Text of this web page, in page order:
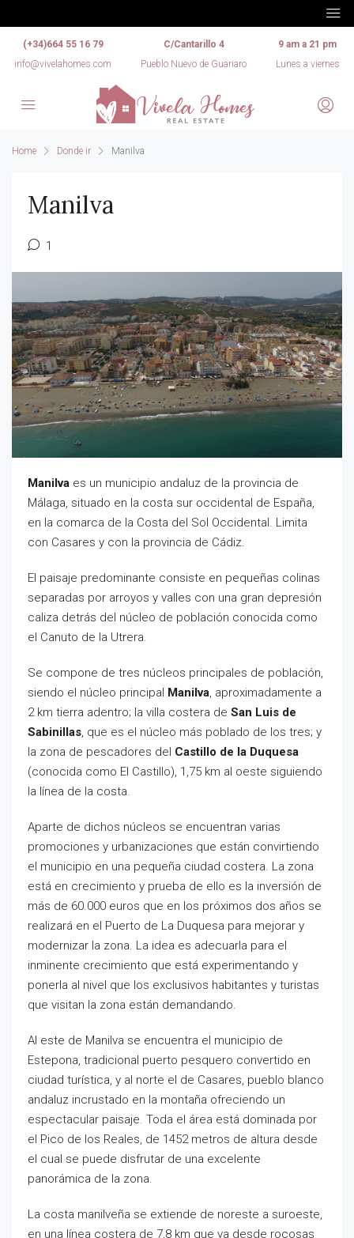
(+34)664 55 16 79
info@vivelahomes.com
C/Cantarillo 4
Pueblo Nuevo de Guariaro
9 am a 21 pm
Lunes a viernes
Home Donde ir Manilva
Manilva
1
Manilva es un municipio andaluz de la provincia de
Málaga, situado en la costa sur occidental de España,
en la comarca de la Costa del Sol Occidental. Limita
con Casares y con la provincia de Cádiz.
El paisaje predominante consiste en pequeñas colinas
separadas por arroyos y valles con una gran depresión
caliza detrás del núcleo de población conocida como
el Canuto de la Utrera.
Se compone de tres núcleos principales de población,
siendo el núcleo principal Manilva, aproximadamente a
2 km tierra adentro; la villa costera de San Luis de
Sabinillas, que es el núcleo más poblado de los tres; y
la zona de pescadores del Castillo de la Duquesa
(conocida como El Castillo), 1,75 km al oeste siguiendo
la línea de la costa.
Aparte de dichos núcleos se encuentran varias
promociones y urbanizaciones que están convirtiendo
el municipio en una pequeña ciudad costera. La zona
está en crecimiento y prueba de ello es la inversión de
más de 60.000 euros que en los próximos dos años se
realizará en el Puerto de La Duquesa para mejorar y
modernizar la zona. La idea es adecuarla para el
inminente crecimiento que está experimentando y
ponerla al nivel que los exclusivos habitantes y turistas
que visitan la zona están demandando.
Al este de Manilva se encuentra el municipio de
Estepona, tradicional puerto pesquero convertido en
ciudad turística, y al norte el de Casares, pueblo blanco
andaluz incrustado en la montaña ofreciendo un
espectacular paisaje. Toda el área está dominada por
el Pico de los Reales, de 1452 metros de altura desde
el cual se puede disfrutar de una excelente
panorámica de la zona.
La costa manilveña se extiende de noreste a suroeste,
en una línea costera de 7,8 km que va desde rocosas